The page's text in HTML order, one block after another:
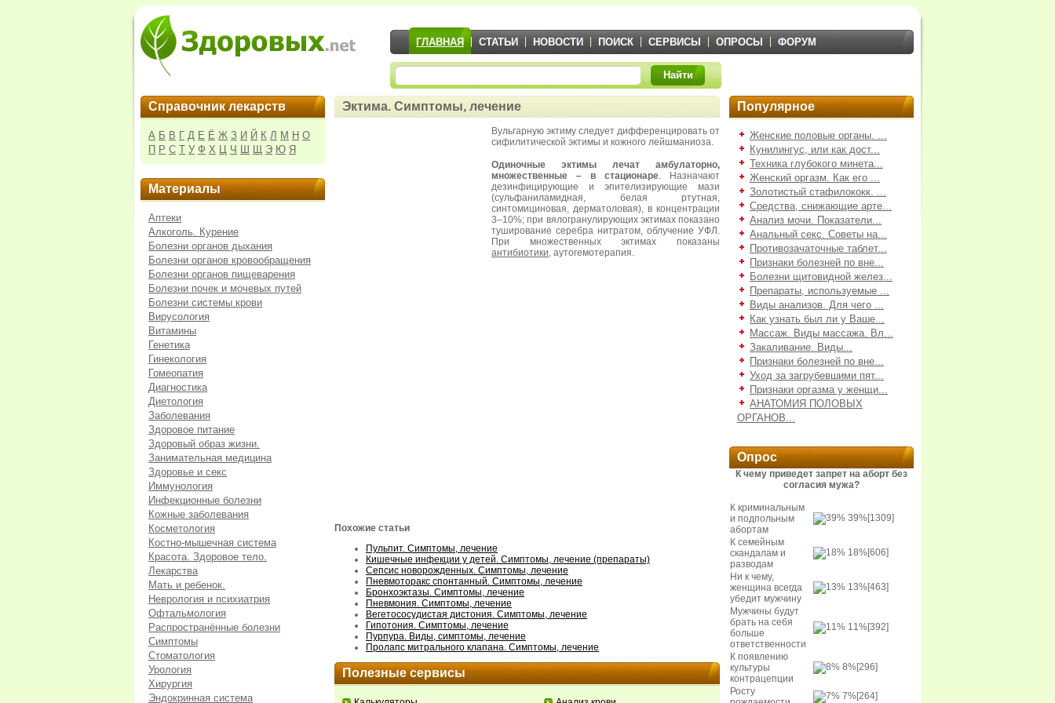
ГЛАВНАЯ СТАТЬИ НОВОСТИ ПОИСК СЕРВИСЫ ОПРОСЫ ФОРУМ
Найти
Справочник лекарств
А Б В Г Д Е Ё Ж З И Й К Л М Н О
П Р С Т У Ф Х Ц Ч Ш Щ Э Ю Я
Материалы
Аптеки
Алкоголь. Курение
Болезни органов дыхания
Болезни органов кровообращения
Болезни органов пищеварения
Болезни почек и мочевых путей
Болезни системы крови
Вирусология
Витамины
Генетика
Гинекология
Гомеопатия
Диагностика
Диетология
Заболевания
Здоровое питание
Здоровый образ жизни.
Занимательная медицина
Здоровье и секс
Иммунология
Инфекционные болезни
Кожные заболевания
Косметология
Костно-мышечная система
Красота. Здоровое тело.
Лекарства
Мать и ребенок.
Неврология и психиатрия
Офтальмология
Распространённые болезни
Симптомы
Стоматология
Урология
Хирургия
Эндокринная система
Эктима. Симптомы, лечение
Вульгарную эктиму следует дифференцировать от
сифилитической эктимы и кожного лейшманиоза.
Одиночные эктимы лечат амбулаторно,
множественные – в стационаре. Назначают
дезинфицирующие и эпителизирующие мази
(сульфаниламидная, белая ртутная,
синтомициновая, дерматоловая), в концентрации
3–10%; при вялогранулирующих эктимах показано
туширование серебра нитратом, облучение УФЛ.
При множественных эктимах показаны
антибиотики, аутогемотерапия.
Похожие статьи
Пульпит. Симптомы, лечение
Кишечные инфекции у детей. Симптомы, лечение (препараты)
Сепсис новорожденных. Симптомы, лечение
Пневмоторакс спонтанный. Симптомы, лечение
Бронхоэктазы. Симптомы, лечение
Пневмония. Симптомы, лечение
Вегетососудистая дистония. Симптомы, лечение
Гипотония. Симптомы, лечение
Пурпура. Виды, симптомы, лечение
Пролапс митрального клапана. Симптомы, лечение
Полезные сервисы
Популярное
Женские половые органы. ...
Кунилингус, или как дост...
Техника глубокого минета...
Женский оргазм. Как его ...
Золотистый стафилококк. ...
Средства, снижающие арте...
Анализ мочи. Показатели...
Анальный секс. Советы на...
Противозачаточные таблет...
Признаки болезней по вне...
Болезни щитовидной желез...
Препараты, используемые ...
Виды анализов. Для чего ...
Как узнать был ли у Ваше...
Массаж. Виды массажа. Вл...
Закаливание. Виды...
Признаки болезней по вне...
Уход за загрубевшими пят...
Признаки оргазма у женщи...
АНАТОМИЯ ПОЛОВЫХ
ОРГАНОВ...
Опрос
К чему приведет запрет на аборт без
согласия мужа?
К криминальным
и подпольным
абортам
39%[1309]
К семейным
скандалам и
разводам
18%[606]
Ни к чему,
женщина всегда
убедит мужчину
13%[463]
Мужчины будут
брать на себя
больше
ответственности
11%[392]
К появлению
культуры
контрацепции
8%[296]
Росту
7%[264]